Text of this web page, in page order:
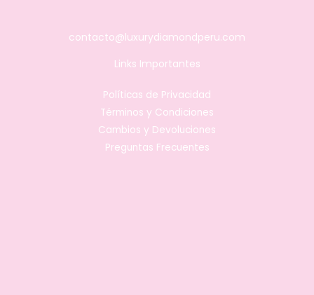
contacto@luxurydiamondperu.com
Links Importantes
Políticas de Privacidad
Términos y Condiciones
Cambios y Devoluciones
Preguntas Frecuentes